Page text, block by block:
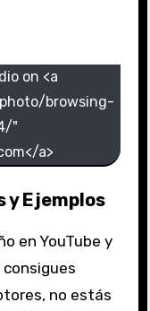
on <a
browsing-
"
a>
y Ejemplos
en YouTube y
no estás